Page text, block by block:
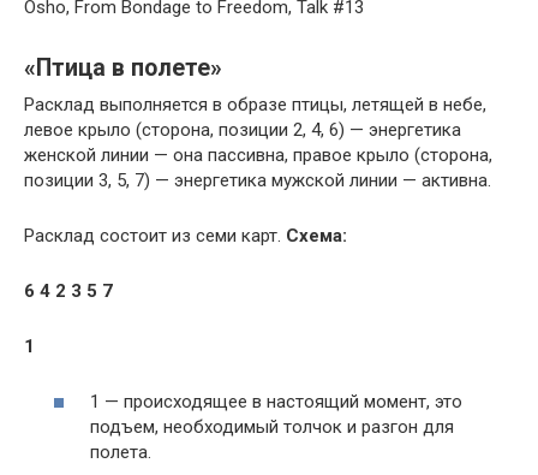
Osho, From Bondage to Freedom, Talk #13
«Птица в полете»
Расклад выполняется в образе птицы, летящей в небе,
левое крыло (сторона, позиции 2, 4, 6) — энергетика
женской линии — она пассивна, правое крыло (сторона,
позиции 3, 5, 7) — энергетика мужской линии — активна.
Расклад состоит из семи карт. Схема:
6 4 2 3 5 7
1
1 — происходящее в настоящий момент, это
подъем, необходимый толчок и разгон для
полета.